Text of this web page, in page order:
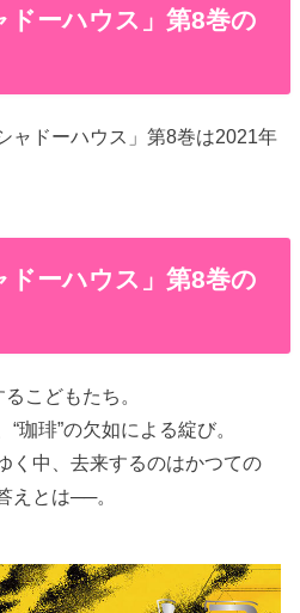
ドーハウス」第8巻の
ャドーハウス」第8巻は2021年
ドーハウス」第8巻の
こどもたち。
珈琲”の欠如による綻び。
く中、去来するのはかつての
えとは──。